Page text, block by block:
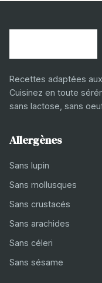
Recettes adaptées
Cuisinez en toute
sans lactose, sans
Allergènes
Sans lupin
Sans mollusques
Sans crustacés
Sans arachides
Sans céleri
Sans sésame